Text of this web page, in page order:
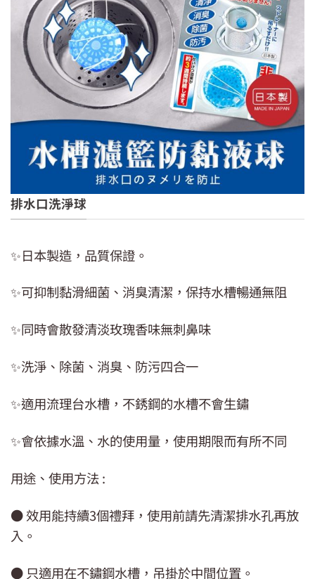
排水口洗淨球
✨日本製造，品質保證。
✨可抑制黏滑細菌、消臭清潔，保持水槽暢通無阻
✨同時會散發清淡玫瑰香味無刺鼻味
✨洗淨、除菌、消臭、防污四合一
✨適用流理台水槽，不銹鋼的水槽不會生鏽
✨會依據水溫、水的使用量，使用期限而有所不同
用途、使用方法 :
● 效用能持續3個禮拜，使用前請先清潔排水孔再放
入。
● 只適用在不鏽鋼水槽，吊掛於中間位置。